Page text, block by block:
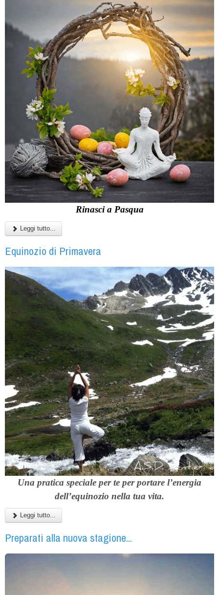
Rinasci a Pasqua
Leggi tutto...
Equinozio di Primavera
Una pratica speciale per te per portare l’energia
dell’equinozio nella tua vita.
Leggi tutto...
Preparati alla nuova stagione...